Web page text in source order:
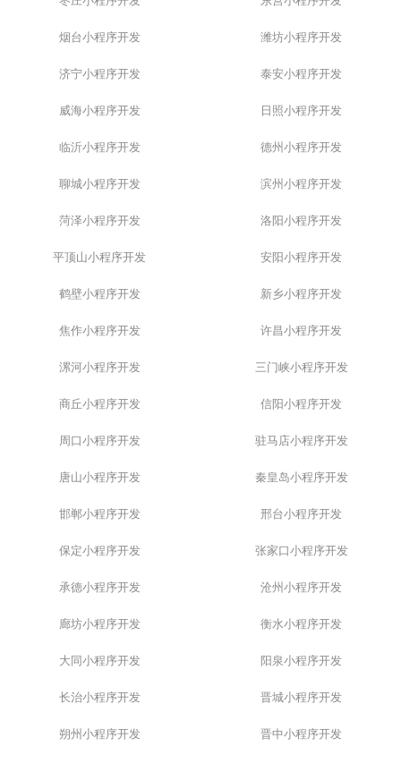
烟台小程序开发 潍坊小程序开发
济宁小程序开发 泰安小程序开发
威海小程序开发 日照小程序开发
临沂小程序开发 德州小程序开发
聊城小程序开发 滨州小程序开发
菏泽小程序开发 洛阳小程序开发
平顶山小程序开发 安阳小程序开发
鹤壁小程序开发 新乡小程序开发
焦作小程序开发 许昌小程序开发
漯河小程序开发 三门峡小程序开发
商丘小程序开发 信阳小程序开发
周口小程序开发 驻马店小程序开发
唐山小程序开发 秦皇岛小程序开发
邯郸小程序开发 邢台小程序开发
保定小程序开发 张家口小程序开发
承德小程序开发 沧州小程序开发
廊坊小程序开发 衡水小程序开发
大同小程序开发 阳泉小程序开发
长治小程序开发 晋城小程序开发
朔州小程序开发 晋中小程序开发